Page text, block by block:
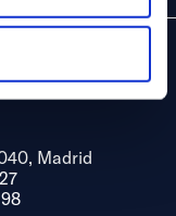
Madrid